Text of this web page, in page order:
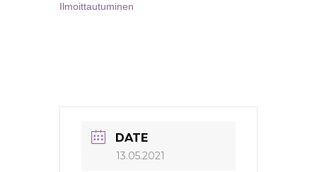
Ilmoittautuminen
DATE
13.05.2021